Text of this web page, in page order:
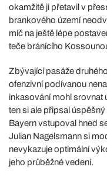
okamžitě ji přetavil v
brankového území
míč na ještě lépe
teče bránícího
Zbývající pasáže
ofenzivní podívanou
inkasování mohl srovnat
ten si ale připsal
Bayern vstupoval hned
Julian Nagelsmann si
nevykazuje optimální
jeho průběžné vedení.